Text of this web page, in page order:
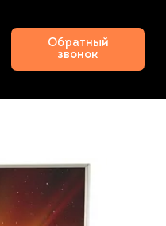
Обратный
звонок